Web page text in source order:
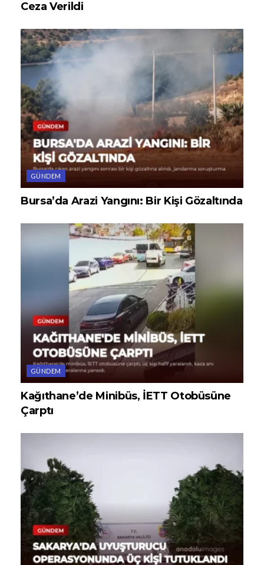
Ceza Verildi
GÜNDEM
Bursa’da Arazi Yangını: Bir Kişi Gözaltında
GÜNDEM
Kağıthane’de Minibüs, İETT Otobüsüne
Çarptı